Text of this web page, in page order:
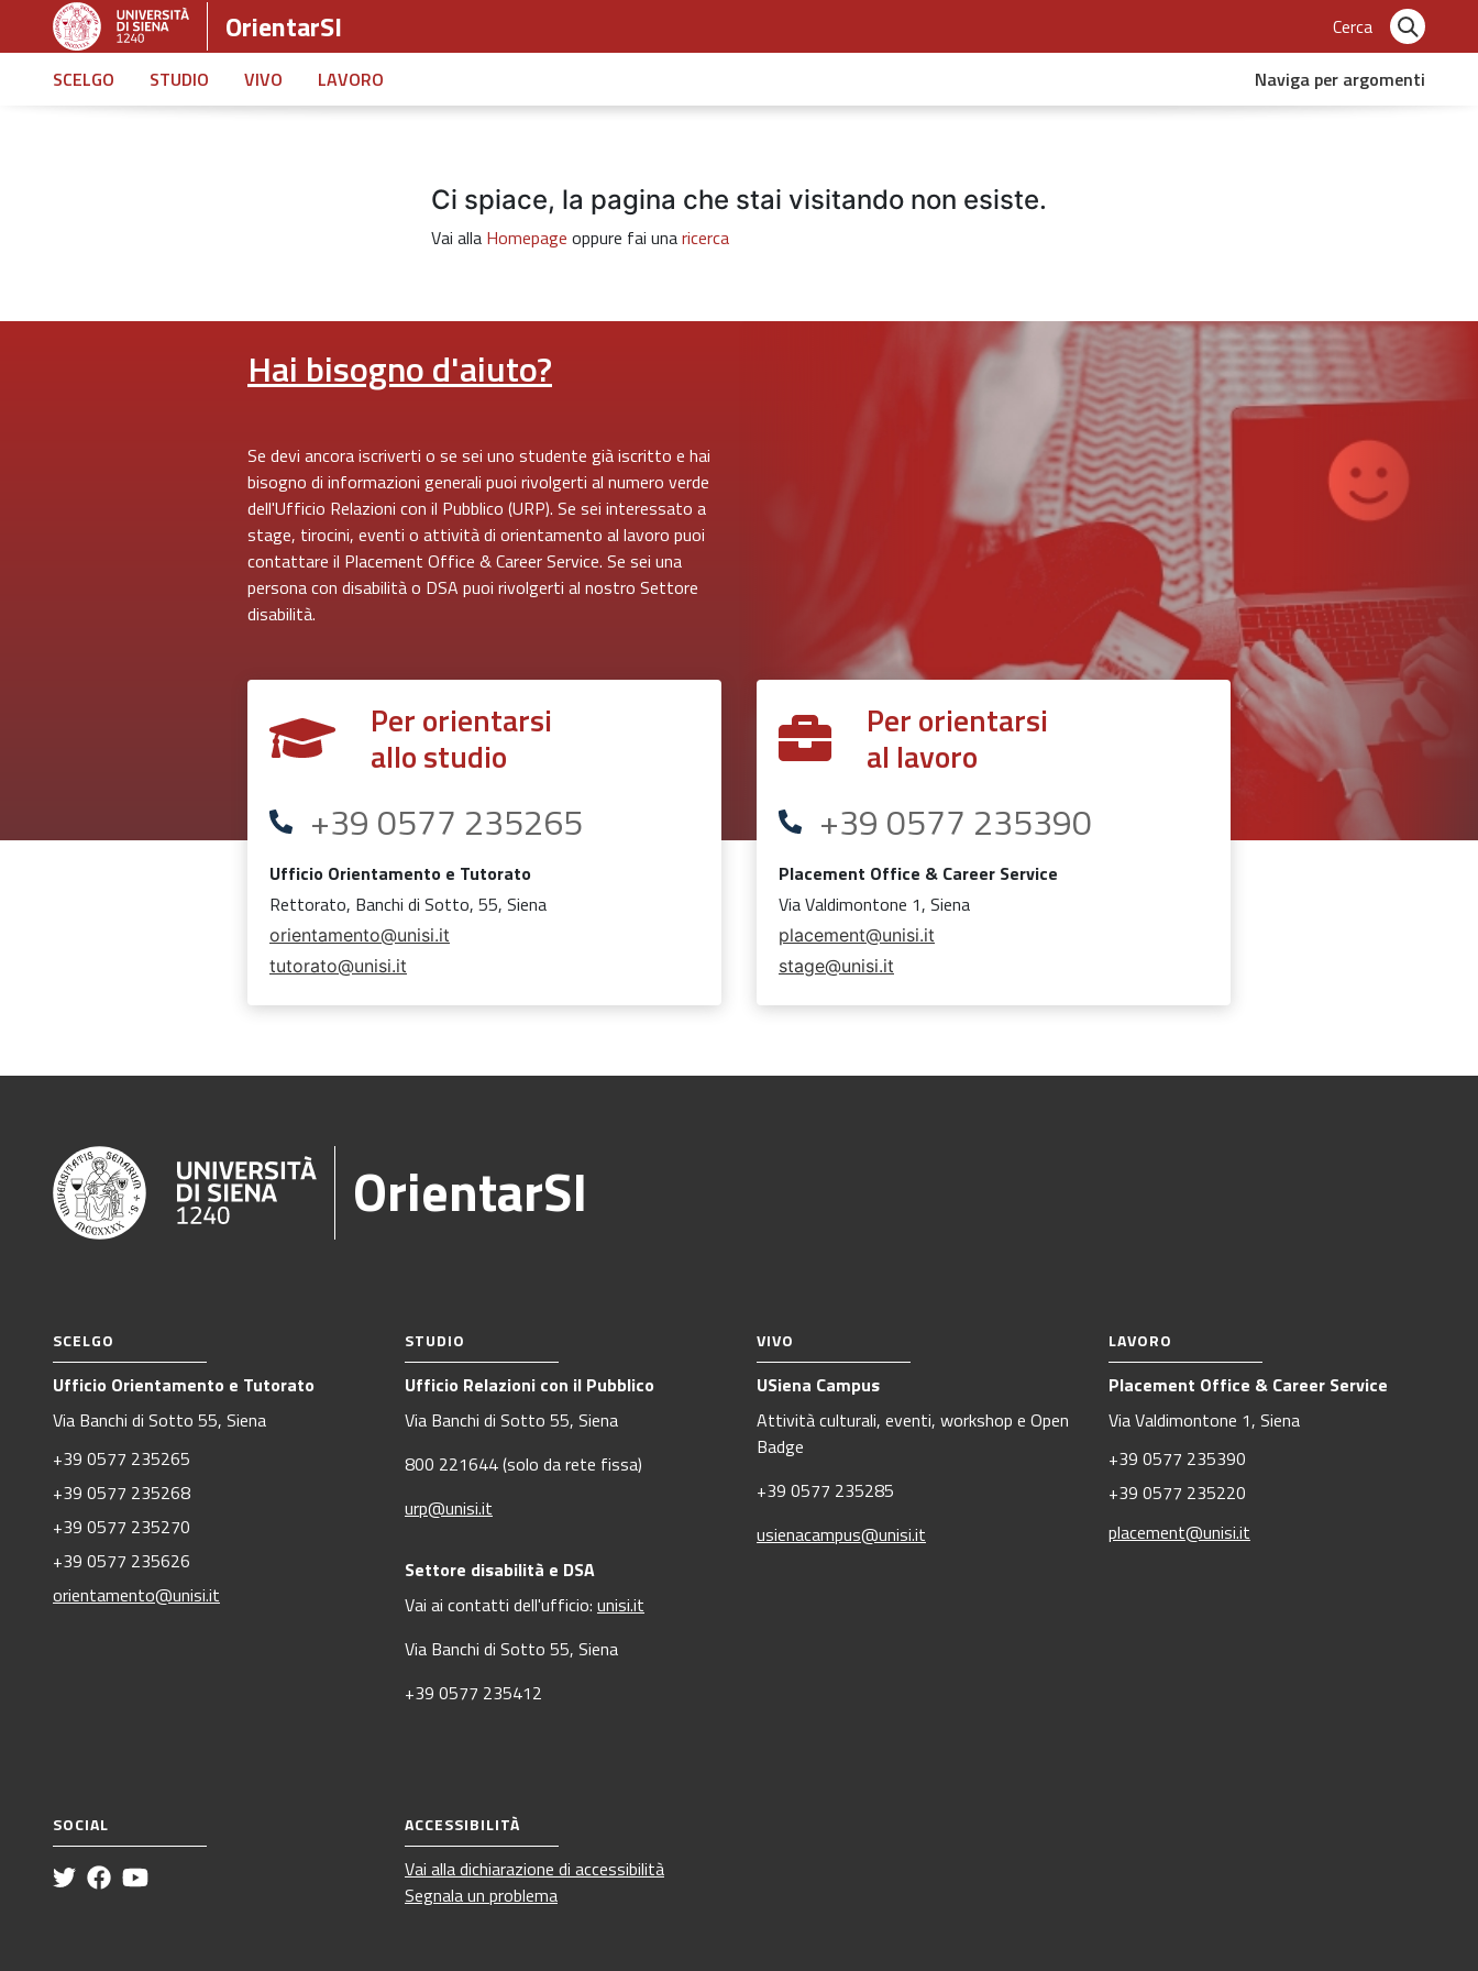
OrientarSI
Cerca
SCELGO
STUDIO VIVO LAVORO Naviga per argomenti
Ci spiace, la pagina che stai visitando non esiste.
Vai alla Homepage oppure fai unaricerca
Hai bisogno d'aiuto?
Se devi ancora iscriverti o se sei uno studente già iscritto e hai
bisogno di informazioni generali puoi rivolgerti al numero verde
dell'Ufficio Relazioni con il Pubblico (URP). Se sei interessato a
stage, tirocini, eventi o attività di orientamento al lavoro puoi
contattare il Placement Office & Career Service. Se sei una
persona con disabilità o DSA puoi rivolgerti al nostro Settore
disabilità.
Per orientarsi
allo studio
+39 0577 235265
Ufficio Orientamento e Tutorato
Rettorato, Banchi di Sotto, 55, Siena
orientamento@unisi.it
tutorato@unisi.it
Per orientarsi
al lavoro
+39 0577 235390
Placement Office & Career Service
Via Valdimontone 1, Siena
placement@unisi.it
stage@unisi.it
OrientarSI
SCELGO
Ufficio Orientamento e Tutorato
Via Banchi di Sotto 55, Siena
+39 0577 235265
+39 0577 235268
+39 0577 235270
+39 0577 235626
orientamento@unisi.it
STUDIO
Ufficio Relazioni con il Pubblico
Via Banchi di Sotto 55, Siena
800 221644 (solo da rete fissa)
urp@unisi.it
Settore disabilità e DSA
Vai ai contatti dell'ufficio: unisi.it
Via Banchi di Sotto 55, Siena
+39 0577 235412
VIVO
USiena Campus
Attività culturali, eventi, workshop e Open
Badge
+39 0577 235285
usienacampus@unisi.it
LAVORO
Placement Office & Career Service
Via Valdimontone 1, Siena
+39 0577 235390
+39 0577 235220
placement@unisi.it
SOCIAL ACCESSIBILITÀ
Vai alla dichiarazione di accessibilità
Segnala un problema